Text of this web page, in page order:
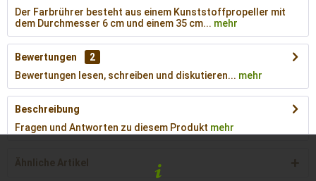
Der Farbrührer besteht aus einem Kunststoffpropeller mit
dem Durchmesser 6 cm und einem 35 cm... mehr
Bewertungen
2
Bewertungen lesen, schreiben und diskutieren... mehr
Beschreibung
Fragen und Antworten zu diesem Produkt mehr
Ähnliche Artikel